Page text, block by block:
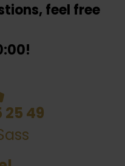
feel free
25 49